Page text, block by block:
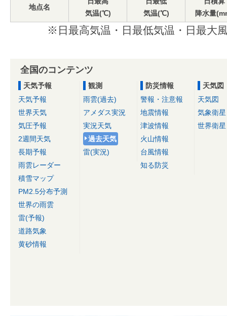
地点名
気温(℃)
気温(℃)
降水量
※日最高気温・日最低気温・日最大
全国のコンテンツ
天気予報
天気予報
世界天気
気圧予報
2週間天気
長期予報
雨雲レーダー
積雪マップ
PM2.5分布予測
世界の雨雲
雷(予報)
道路気象
黄砂情報
観測
雨雲(過去)
アメダス実況
実況天気
過去天気
雷(実況)
防災情報
警報・注意報
地震情報
津波情報
火山情報
台風情報
知る防災
天気図
天気図
気象衛星
世界衛星